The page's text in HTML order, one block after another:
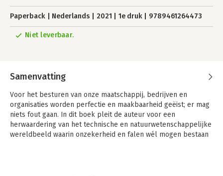
Paperback Nederlands 2021 1e druk 9789461264473
Niet leverbaar.
Samenvatting
Voor het besturen van onze maatschappij, bedrijven en
organisaties worden perfectie en maakbaarheid geëist; er mag
niets fout gaan. In dit boek pleit de auteur voor een
herwaardering van het technische en natuurwetenschappelijke
wereldbeeld waarin onzekerheid en falen wél mogen bestaan